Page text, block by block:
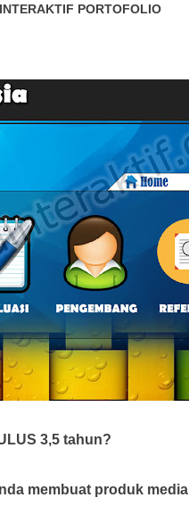
PORTOFOLIO
3,5 tahun?
membuat produk media